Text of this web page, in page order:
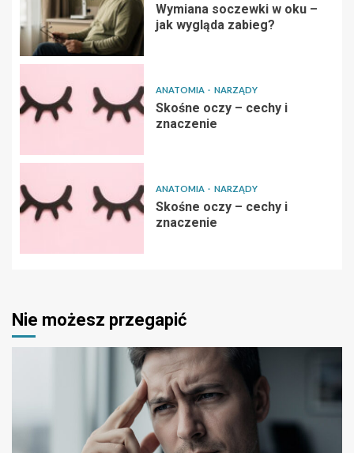
Wymiana soczewki w oku –
jak wygląda zabieg?
ANATOMIA NARZĄDY
Skośne oczy – cechy i
znaczenie
ANATOMIA NARZĄDY
Skośne oczy – cechy i
znaczenie
Nie możesz przegapić